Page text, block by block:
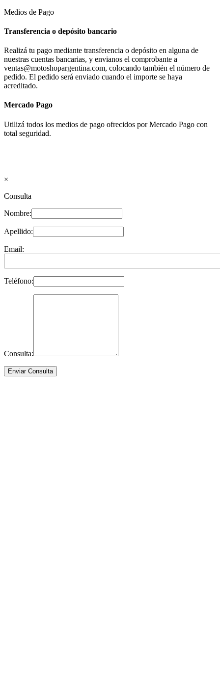
Medios de Pago
Transferencia o depósito bancario
Realizá tu pago mediante transferencia o depósito en alguna de
nuestras cuentas bancarias, y envianos el comprobante a
ventas@motoshopargentina.com, colocando también el número de
pedido. El pedido será enviado cuando el importe se haya
acreditado.
Mercado Pago
Utilizá todos los medios de pago ofrecidos por Mercado Pago con
total seguridad.
×
Consulta
Nombre:
Apellido:
Email:
Teléfono:
Consulta: